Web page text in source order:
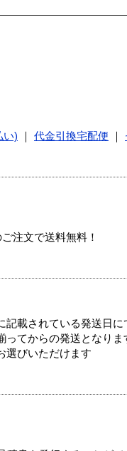
い) 代金引換宅配便
注文で送料無料！
載されている発送日に
てからの発送となりま
選びいただけます